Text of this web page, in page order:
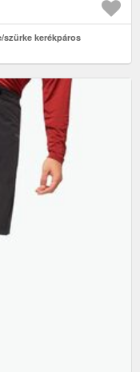
szürke kerékpáros